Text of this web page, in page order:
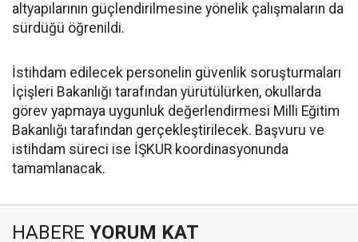
altyapılarının güçlendirilmesine yönelik çalışmaların da
sürdüğü öğrenildi.
İstihdam edilecek personelin güvenlik soruşturmaları
İçişleri Bakanlığı tarafından yürütülürken, okullarda
görev yapmaya uygunluk değerlendirmesi Milli Eğitim
Bakanlığı tarafından gerçekleştirilecek. Başvuru ve
istihdam süreci ise İŞKUR koordinasyonunda
tamamlanacak.
HABERE YORUM KAT